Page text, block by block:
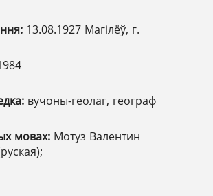
13.08.1927 Магілёў, г.
вучоны-геолаг, географ
мовах: Мотуз Валентин